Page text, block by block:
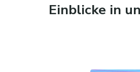
Einblicke in